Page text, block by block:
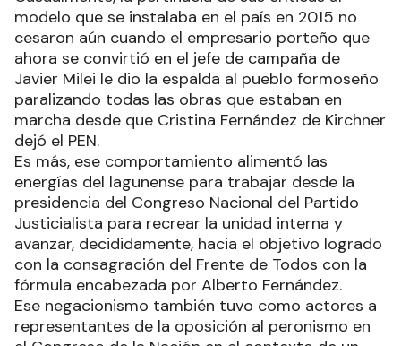
modelo que se instalaba en el país en 2015 no
cesaron aún cuando el empresario porteño que
ahora se convirtió en el jefe de campaña de
Javier Milei le dio la espalda al pueblo formoseño
paralizando todas las obras que estaban en
marcha desde que Cristina Fernández de Kirchner
dejó el PEN.
Es más, ese comportamiento alimentó las
energías del lagunense para trabajar desde la
presidencia del Congreso Nacional del Partido
Justicialista para recrear la unidad interna y
avanzar, decididamente, hacia el objetivo logrado
con la consagración del Frente de Todos con la
fórmula encabezada por Alberto Fernández.
Ese negacionismo también tuvo como actores a
representantes de la oposición al peronismo en